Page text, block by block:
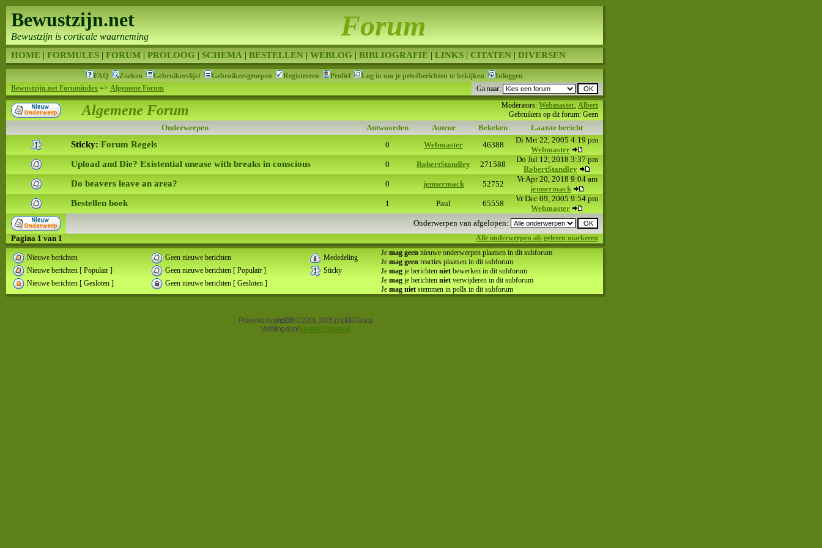
FAQ Zoeken Gebruikerslijst Gebruikersgroepen Registreren Profiel Log in om je privéberichten te bekijken
Inloggen
Bewustzijn.net Forumindex => Algemene Forum Ga naar:
Algemene Forum Moderators: Webmaster, Albert
Gebruikers op dit forum: Geen
Onderwerpen Antwoorden Auteur Bekeken Laatste bericht
Sticky: Forum Regels 0 Webmaster 46388
Di Mrt 22, 2005 4:19 pm
Webmaster
Upload and Die? Existential unease with breaks in conscious 0 RobertStandley 271588
Do Jul 12, 2018 3:37 pm
RobertStandley
Do beavers leave an area? 0 jennermack 52752
Vr Apr 20, 2018 9:04 am
jennermack
Bestellen boek 1 Paul 65558
Vr Dec 09, 2005 9:54 pm
Webmaster
Onderwerpen van afgelopen:
Pagina 1 van 1 Alle onderwerpen als gelezen markeren
Nieuwe berichten Geen nieuwe berichten
Mededeling
Nieuwe berichten [ Populair ]
Geen nieuwe berichten [ Populair ]
Sticky
Nieuwe berichten [ Gesloten ]
Geen nieuwe berichten [ Gesloten ]
Je mag geen nieuwe onderwerpen plaatsen in dit subforum
Je mag geen reacties plaatsen in dit subforum
Je mag je berichten niet bewerken in dit subforum
Je mag je berichten niet verwijderen in dit subforum
Je mag niet stemmen in polls in dit subforum
Powered byphpBB© 2001, 2005 phpBB Group
Vertaling door Lennart Goosens.
Bewustzijn.net
Bewustzijn is corticale waarneming Forum
HOME | FORMULES | FORUM | PROLOOG | SCHEMA | BESTELLEN | WEBLOG | BIBLIOGRAFIE | LINKS | CITATEN | DIVERSEN